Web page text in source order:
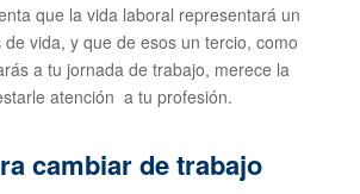
que la vida laboral representará un
vida, y que de esos un tercio, como
a tu jornada de trabajo, merece la
atención a tu profesión.
cambiar de trabajo